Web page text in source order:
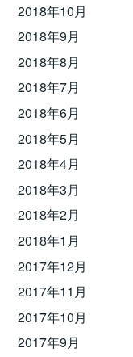
2018年10月
2018年9月
2018年8月
2018年7月
2018年6月
2018年5月
2018年4月
2018年3月
2018年2月
2018年1月
2017年12月
2017年11月
2017年10月
2017年9月